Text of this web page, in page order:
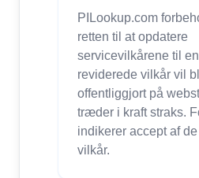
PILookup.com
retten til at opdatere
servicevilkårene til
reviderede vilkår vil
offentliggjort på
træder i kraft straks.
indikerer accept af
vilkår.